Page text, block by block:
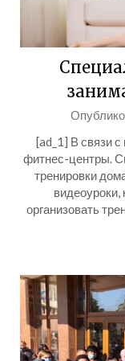
[ad_1] В связи
фитнес-центры.
тренировки
видеоуроки,
организовать